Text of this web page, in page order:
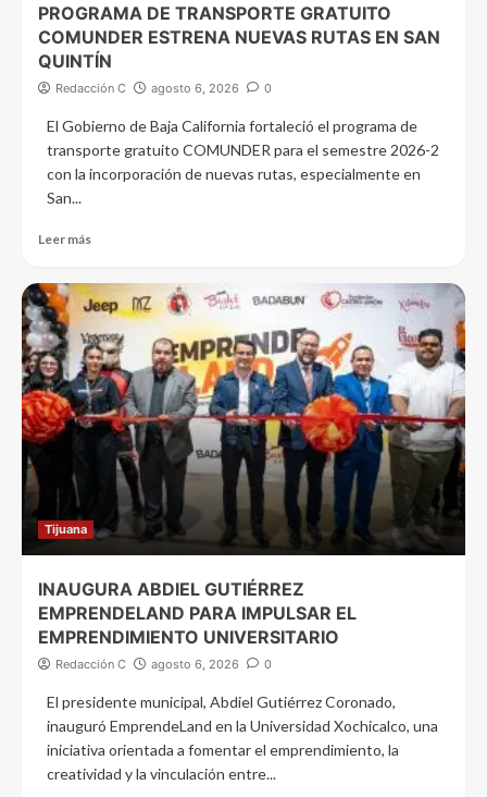
PROGRAMA DE TRANSPORTE GRATUITO
COMUNDER ESTRENA NUEVAS RUTAS EN SAN
QUINTÍN
Redacción C agosto 6, 2026 0
El Gobierno de Baja California fortaleció el programa de
transporte gratuito COMUNDER para el semestre 2026-2
con la incorporación de nuevas rutas, especialmente en
San...
Leer más
Tijuana
INAUGURA ABDIEL GUTIÉRREZ
EMPRENDELAND PARA IMPULSAR EL
EMPRENDIMIENTO UNIVERSITARIO
Redacción C agosto 6, 2026 0
El presidente municipal, Abdiel Gutiérrez Coronado,
inauguró EmprendeLand en la Universidad Xochicalco, una
iniciativa orientada a fomentar el emprendimiento, la
creatividad y la vinculación entre...